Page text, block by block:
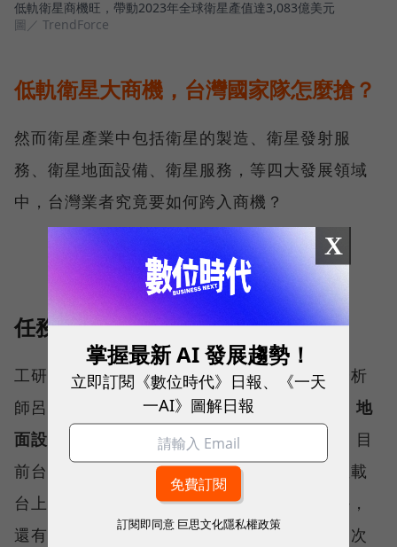
低軌衛星商機旺，帶動2023年全球衛星產值達3,083億美元
圖／ TrendForce
低軌衛星大商機，台灣國家隊怎麼搶？
然而衛星產業中包括衛星的製造、衛星發射服
務、衛星地面設備、衛星服務，等四大發展領域
中，台灣業者究竟要如何跨入商機？
任務一：衛星載台上的次系統
工研院產業科技國際策略發展所電子組產業分析
師呂佩如表示：「台灣要發展低軌衛星產業， 地
面設備
是台灣業者是可以最快切入的部分。」目
前台灣業者主要聚焦在用戶終端產品或者衛星載
台上的次系統，如主結構、電力系統等。另外，
還有天線的戶外的系統，包括室內網通設備的次
X
掌握最新 AI 發展趨勢！
立即訂閱《數位時代》日報、《一天
一AI》圖解日報
訂閱即同意 巨思文化隱私權政策